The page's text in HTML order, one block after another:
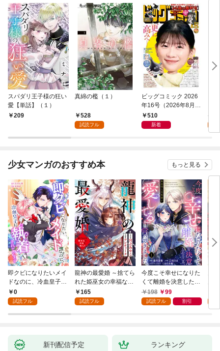
スパダリ王子様の狂い
愛【単話】（１）
209
真綿の檻（１）
528
試読フル
ビッグコミック 2026
年16号（2026年8月7
日発売）
510
新着
少女マンガのおすすめ本 もっと見る
即クビになりたいメイ
ドなのに、冷血皇子に
執着されています第1
話
0
試読フル
龍神の最愛婚 ～捨てら
れた姫巫女の幸福な嫁
入り～: 1
165
試読フル
今度こそ幸せになりた
くて離婚を決意したと
ころ、無表情な旦那様
が「愛してる」と言っ
198 99
試読フル 割引
新刊配信予定 ランキング